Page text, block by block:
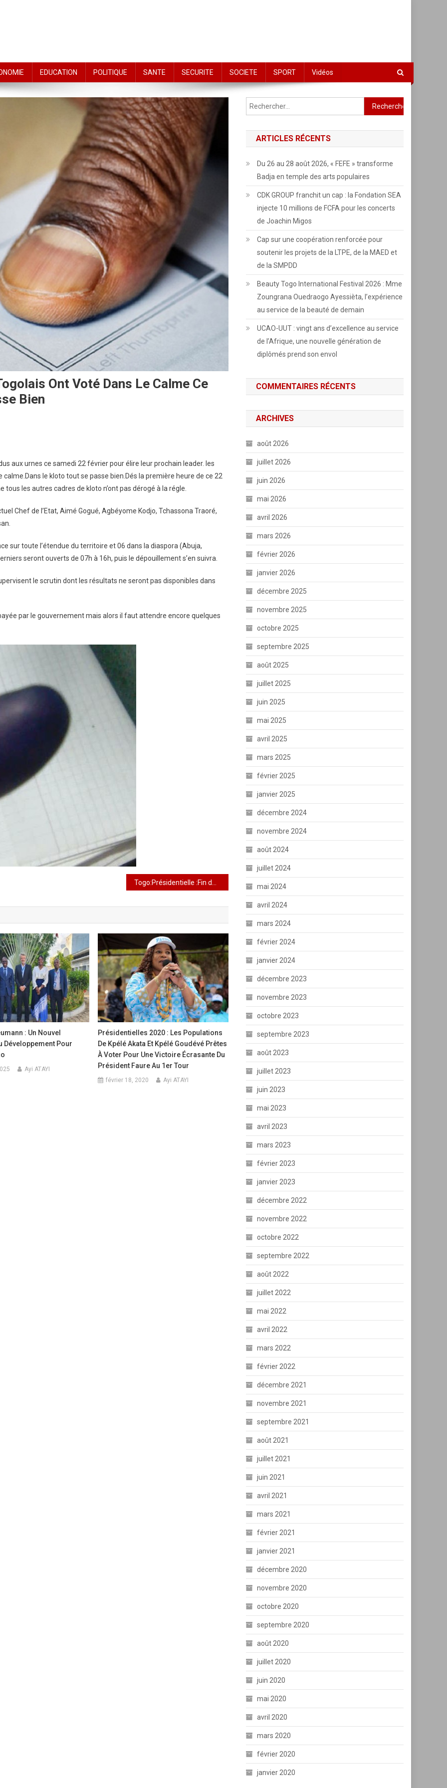
EDUCATION POLITIQUE SANTE SECURITE SOCIETE SPORT Vidéos
Ont Voté Dans Le Calme Ce
Bien
aux urnes ce samedi 22 février pour élire leur prochain leader. les
le kloto tout se passe bien.Dés la première heure de ce 22
les autres cadres de kloto n’ont pas dérogé à la régle.
Chef de l’Etat, Aimé Gogué, Agbéyome Kodjo, Tchassona Traoré,
sur toute l’étendue du territoire et 06 dans la diaspora (Abuja,
seront ouverts de 07h à 16h, puis le dépouillement s’en suivra.
le scrutin dont les résultats ne seront pas disponibles dans
par le gouvernement mais alors il faut attendre encore quelques
: Un Nouvel
Développement Pour
Ayi ATAYI
Présidentielles 2020 : Les Populations
De Kpélé Akata Et Kpélé Goudévé Prêtes
À Voter Pour Une Victoire Écrasante Du
Président Faure Au 1er Tour
février 18, 2020 Ayi ATAYI
Rechercher :
ARTICLES RÉCENTS
Du 26 au 28 août 2026, « FEFE » transforme
Badja en temple des arts populaires
CDK GROUP franchit un cap : la Fondation SEA
injecte 10 millions de FCFA pour les concerts
de Joachin Migos
Cap sur une coopération renforcée pour
soutenir les projets de la LTPE, de la MAED et
de la SMPDD
Beauty Togo International Festival 2026 : Mme
Zoungrana Ouedraogo Ayessièta, l’expérience
au service de la beauté de demain
UCAO-UUT : vingt ans d’excellence au service
de l’Afrique, une nouvelle génération de
diplômés prend son envol
COMMENTAIRES RÉCENTS
ARCHIVES
août 2026
juillet 2026
juin 2026
mai 2026
avril 2026
mars 2026
février 2026
janvier 2026
décembre 2025
novembre 2025
octobre 2025
septembre 2025
août 2025
juillet 2025
juin 2025
mai 2025
avril 2025
mars 2025
février 2025
janvier 2025
décembre 2024
novembre 2024
août 2024
juillet 2024
mai 2024
avril 2024
mars 2024
février 2024
janvier 2024
décembre 2023
novembre 2023
octobre 2023
septembre 2023
août 2023
juillet 2023
juin 2023
mai 2023
avril 2023
mars 2023
février 2023
janvier 2023
décembre 2022
novembre 2022
octobre 2022
septembre 2022
août 2022
juillet 2022
mai 2022
avril 2022
mars 2022
février 2022
décembre 2021
novembre 2021
septembre 2021
août 2021
juillet 2021
juin 2021
avril 2021
mars 2021
février 2021
janvier 2021
décembre 2020
novembre 2020
octobre 2020
septembre 2020
août 2020
juillet 2020
juin 2020
mai 2020
avril 2020
mars 2020
février 2020
janvier 2020